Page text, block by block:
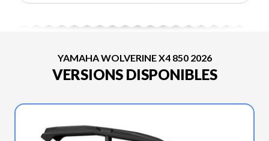
YAMAHA WOLVERINE X4 850 2026
VERSIONS DISPONIBLES